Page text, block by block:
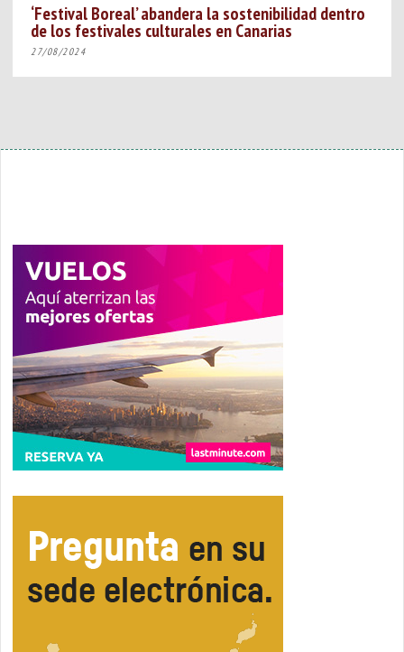
‘Festival Boreal’ abandera la sostenibilidad dentro
de los festivales culturales en Canarias
27/08/2024